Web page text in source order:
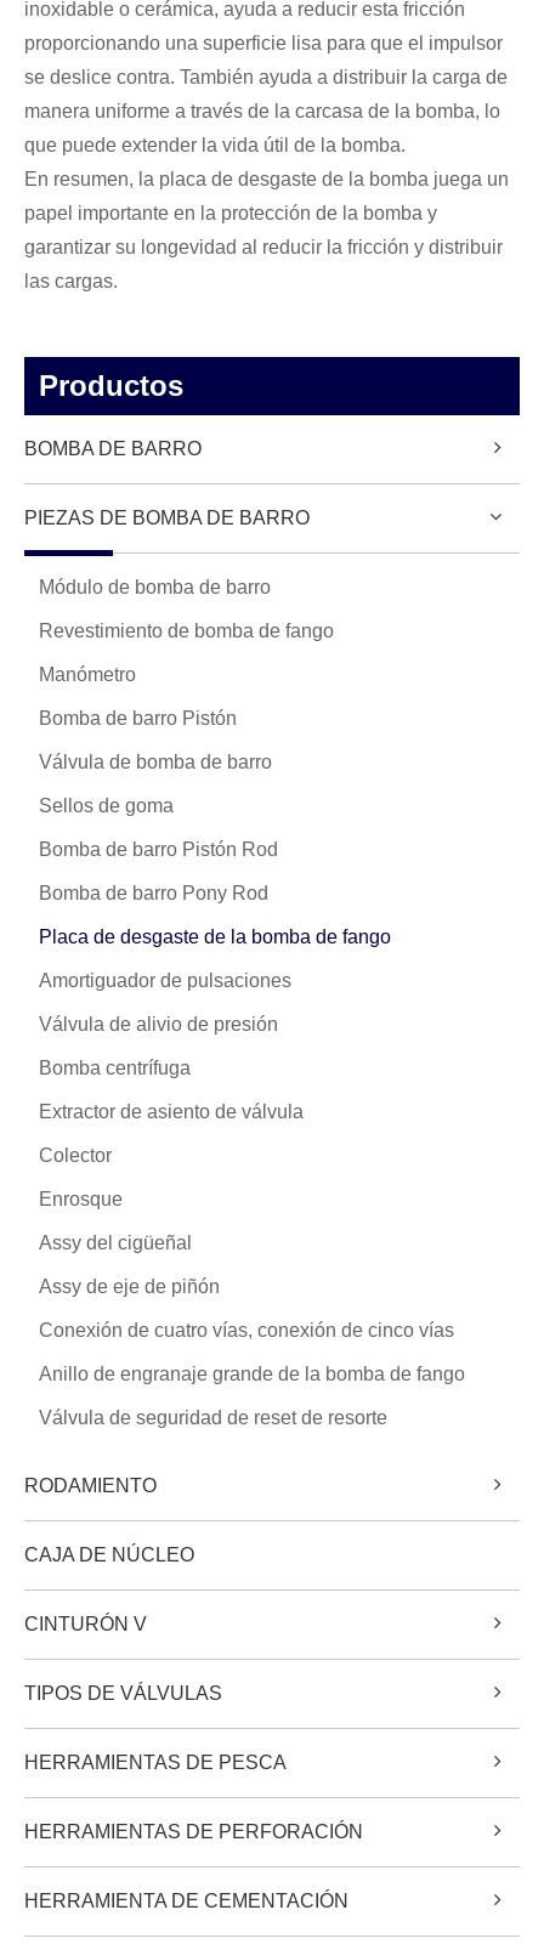
inoxidable o cerámica, ayuda a reducir esta fricción
proporcionando una superficie lisa para que el impulsor
se deslice contra. También ayuda a distribuir la carga de
manera uniforme a través de la carcasa de la bomba, lo
que puede extender la vida útil de la bomba.
En resumen, la placa de desgaste de la bomba juega un
papel importante en la protección de la bomba y
garantizar su longevidad al reducir la fricción y distribuir
las cargas.
Productos
BOMBA DE BARRO
PIEZAS DE BOMBA DE BARRO
Módulo de bomba de barro
Revestimiento de bomba de fango
Manómetro
Bomba de barro Pistón
Válvula de bomba de barro
Sellos de goma
Bomba de barro Pistón Rod
Bomba de barro Pony Rod
Placa de desgaste de la bomba de fango
Amortiguador de pulsaciones
Válvula de alivio de presión
Bomba centrífuga
Extractor de asiento de válvula
Colector
Enrosque
Assy del cigüeñal
Assy de eje de piñón
Conexión de cuatro vías, conexión de cinco vías
Anillo de engranaje grande de la bomba de fango
Válvula de seguridad de reset de resorte
RODAMIENTO
CAJA DE NÚCLEO
CINTURÓN V
TIPOS DE VÁLVULAS
HERRAMIENTAS DE PESCA
HERRAMIENTAS DE PERFORACIÓN
HERRAMIENTA DE CEMENTACIÓN